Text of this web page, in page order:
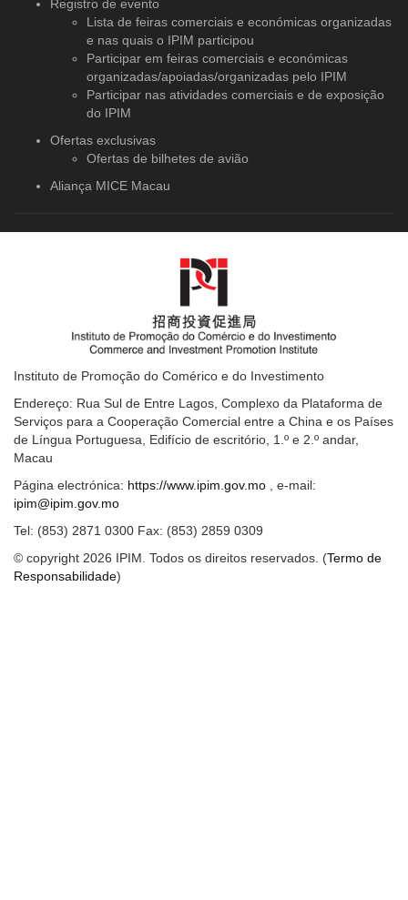
Registro de evento
Lista de feiras comerciais e económicas organizadas
e nas quais o IPIM participou
Participar em feiras comerciais e económicas
organizadas/apoiadas/organizadas pelo IPIM
Participar nas atividades comerciais e de exposição
do IPIM
Ofertas exclusivas
Ofertas de bilhetes de avião
Aliança MICE Macau
Instituto de Promoção do Comérico e do Investimento
Endereço: Rua Sul de Entre Lagos, Complexo da Plataforma de
Serviços para a Cooperação Comercial entre a China e os Países
de Língua Portuguesa, Edifício de escritório, 1.º e 2.º andar,
Macau
Página electrónica: https://www.ipim.gov.mo , e-mail:
ipim@ipim.gov.mo
Tel: (853) 2871 0300 Fax: (853) 2859 0309
© copyright 2026 IPIM. Todos os direitos reservados. (Termo de
Responsabilidade)